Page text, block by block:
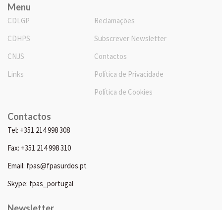
Menu
CDLGP
CDHPS
CNJS
Links
Reclamações
Subscrever Newsletter
Contactos
Política de Privacidade
Política de Cookies
Contactos
Tel: +351 214 998 308
Fax: +351 214 998 310
Email: fpas@fpasurdos.pt
Skype: fpas_portugal